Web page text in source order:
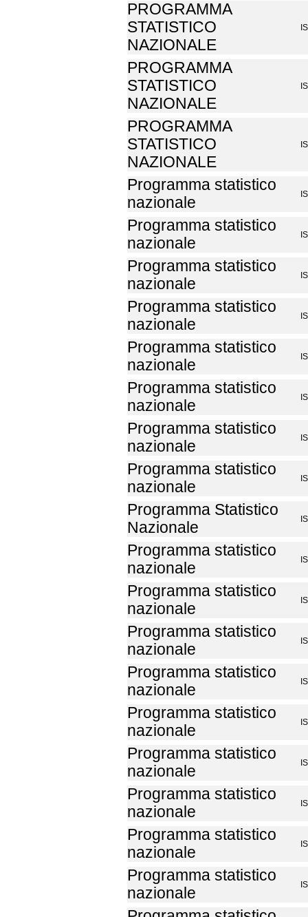
PROGRAMMA
STATISTICO
NAZIONALE
PROGRAMMA
STATISTICO
NAZIONALE
PROGRAMMA
STATISTICO
NAZIONALE
Programma statistico
nazionale
Programma statistico
nazionale
Programma statistico
nazionale
Programma statistico
nazionale
Programma statistico
nazionale
Programma statistico
nazionale
Programma statistico
nazionale
Programma statistico
nazionale
Programma Statistico
Nazionale
Programma statistico
nazionale
Programma statistico
nazionale
Programma statistico
nazionale
Programma statistico
nazionale
Programma statistico
nazionale
Programma statistico
nazionale
Programma statistico
nazionale
Programma statistico
nazionale
Programma statistico
nazionale